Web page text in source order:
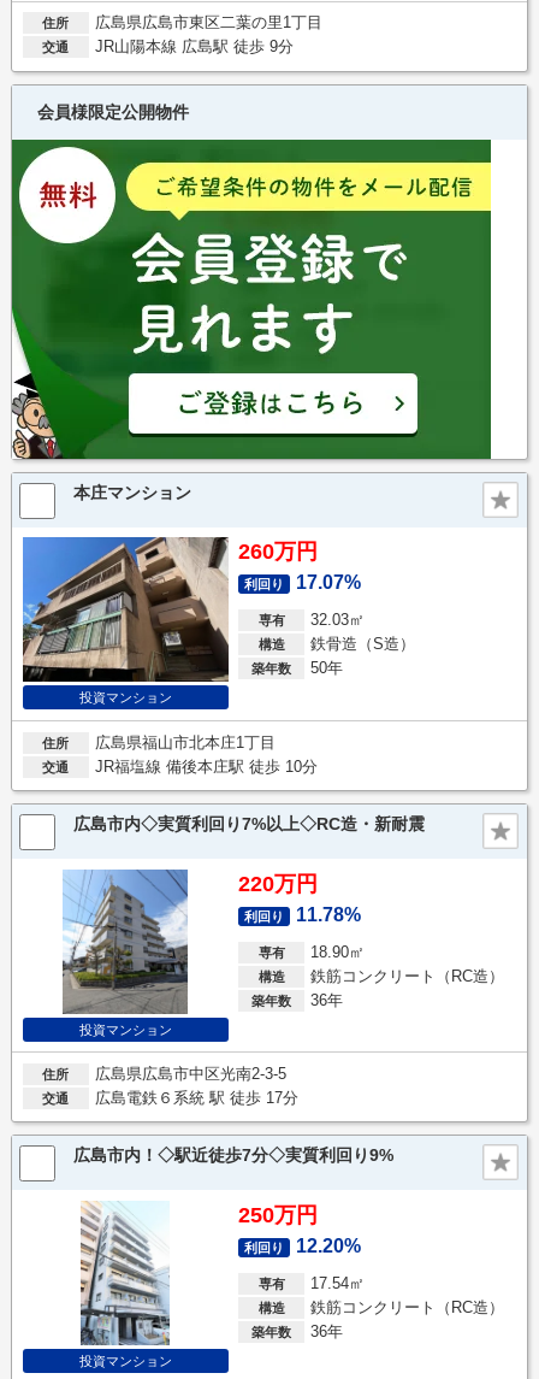
住所 広島県広島市東区二葉の里1丁目
交通 JR山陽本線 広島駅 徒歩 9分
会員様限定公開物件
本庄マンション
投資マンション
260万円
利回り 17.07%
専有 32.03㎡
構造 鉄骨造（S造）
築年数 50年
住所 広島県福山市北本庄1丁目
交通 JR福塩線 備後本庄駅 徒歩 10分
広島市内◇実質利回り7%以上◇RC造・新耐震
投資マンション
220万円
利回り 11.78%
専有 18.90㎡
構造 鉄筋コンクリート（RC造）
築年数 36年
住所 広島県広島市中区光南2-3-5
交通 広島電鉄６系統 駅 徒歩 17分
広島市内！◇駅近徒歩7分◇実質利回り9%
投資マンション
250万円
利回り 12.20%
専有 17.54㎡
構造 鉄筋コンクリート（RC造）
築年数 36年